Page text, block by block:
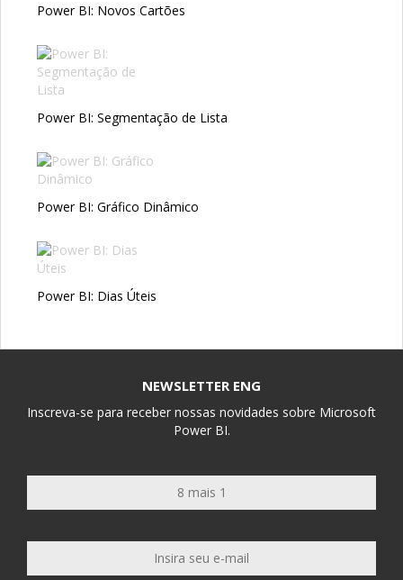
Power BI: Novos Cartões
Power BI: Segmentação de Lista
Power BI: Gráfico Dinâmico
Power BI: Dias Úteis
NEWSLETTER ENG
Inscreva-se para receber nossas novidades sobre Microsoft
Power BI.